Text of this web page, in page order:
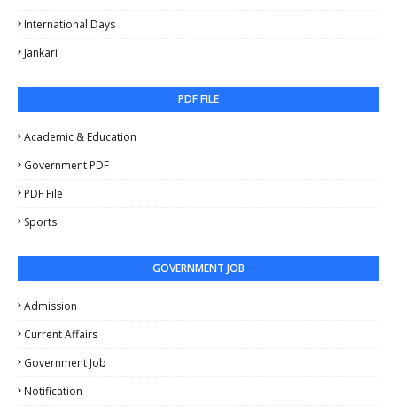
International Days
Jankari
PDF FILE
Academic & Education
Government PDF
PDF File
Sports
GOVERNMENT JOB
Admission
Current Affairs
Government Job
Notification